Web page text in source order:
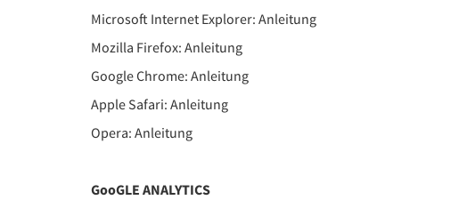
Microsoft Internet Explorer: Anleitung
Mozilla Firefox: Anleitung
Google Chrome: Anleitung
Apple Safari: Anleitung
Opera: Anleitung
GooGLE ANALYTICS